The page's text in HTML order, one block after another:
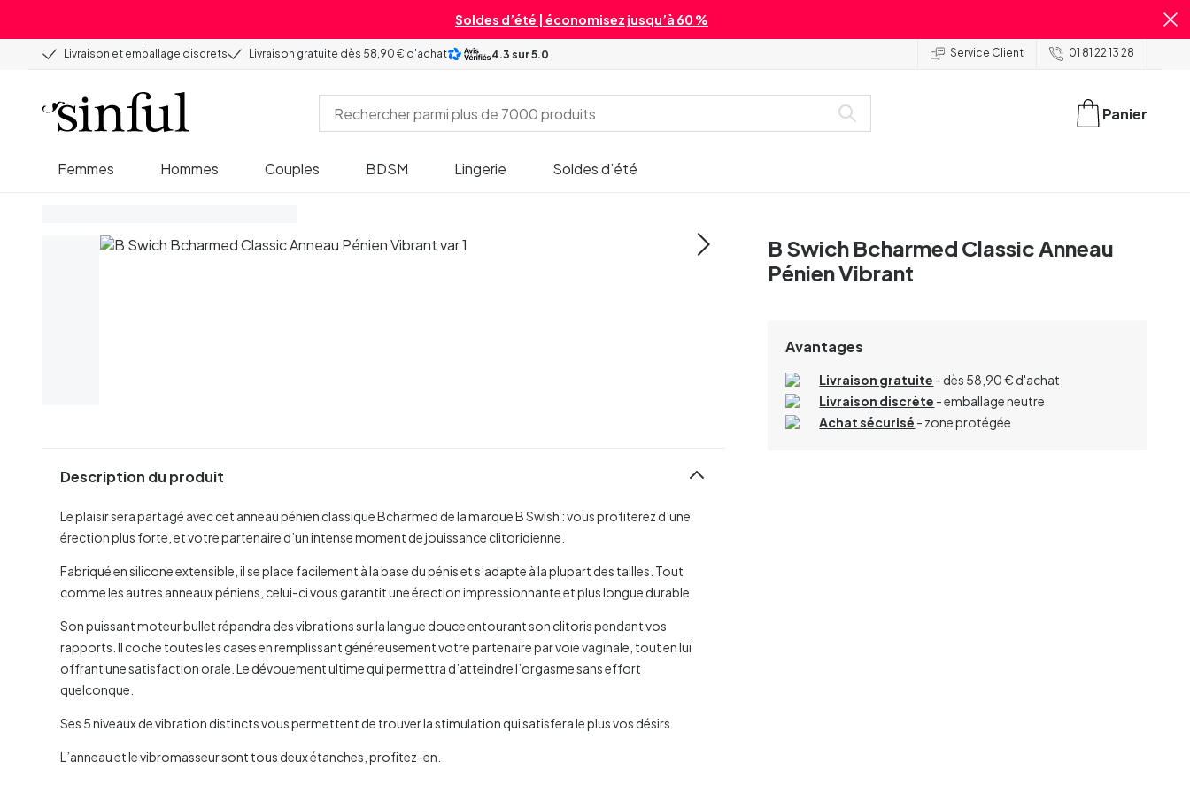
Soldes d’été | économisez jusqu’à 60 %
Livraison et emballage discrets Livraison gratuite dès 58,90 € d'achat 4.3 sur 5.0 Service Client 01 81 22 13 28
Femmes Hommes Couples BDSM Lingerie Soldes d’été
Panier
B Swich Bcharmed Classic Anneau
Pénien Vibrant
Avantages
Livraison gratuite - dès 58,90 € d'achat
Livraison discrète - emballage neutre
Achat sécurisé - zone protégée
Description du produit
Le plaisir sera partagé avec cet anneau pénien classique Bcharmed de la marque B Swish : vous profiterez d’une
érection plus forte, et votre partenaire d’un intense moment de jouissance clitoridienne.
Fabriqué en silicone extensible, il se place facilement à la base du pénis et s’adapte à la plupart des tailles. Tout
comme les autres anneaux péniens, celui-ci vous garantit une érection impressionnante et plus longue durable.
Son puissant moteur bullet répandra des vibrations sur la langue douce entourant son clitoris pendant vos
rapports. Il coche toutes les cases en remplissant généreusement votre partenaire par voie vaginale, tout en lui
offrant une satisfaction orale. Le dévouement ultime qui permettra d’atteindre l’orgasme sans effort
quelconque.
Ses 5 niveaux de vibration distincts vous permettent de trouver la stimulation qui satisfera le plus vos désirs.
L’anneau et le vibromasseur sont tous deux étanches, profitez-en.